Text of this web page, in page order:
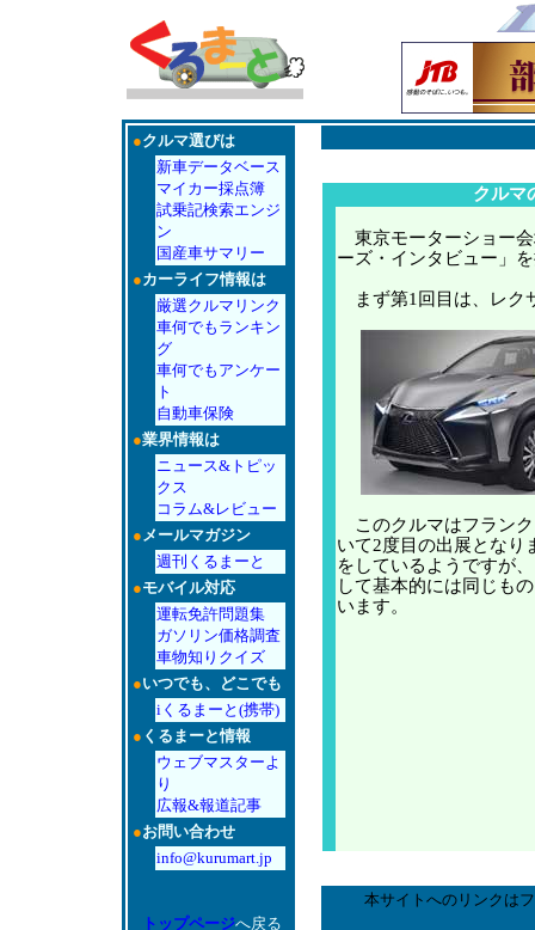
●クルマ選びは
新車データベース
マイカー採点簿
試乗記検索エンジ
ン
国産車サマリー
●カーライフ情報は
厳選クルマリンク
車何でもランキン
グ
車何でもアンケー
ト
自動車保険
●業界情報は
ニュース&トピッ
クス
コラム&レビュー
●メールマガジン
週刊くるまーと
●モバイル対応
運転免許問題集
ガソリン価格調査
車物知りクイズ
●いつでも、どこでも
iくるまーと(携帯)
● くるまーと情報
ウェブマスターよ
り
広報&報道記事
●お問い合わせ
info@kurumart.jp
トップページへ戻る
クルマ
東京モーターショー
ーズ・インタビュー」
まず第1回目は、レク
このクルマはフラン
いて2度目の出展となり
をしているようですが
して基本的には同じも
います。
本サイトへのリンクは